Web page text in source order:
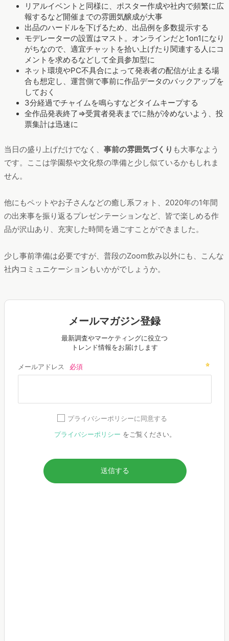
リアルイベントと同様に、ポスター作成や社内で頻繁に広
報するなど開催までの雰囲気醸成が大事
出品のハードルを下げるため、出品例を多数提示する
モデレーターの設置はマスト。オンラインだと1on1になり
がちなので、適宜チャットを拾い上げたり関連する人にコ
メントを求めるなどして全員参加型に
ネット環境やPC不具合によって発表者の配信が止まる場
合も想定し、運営側で事前に作品データのバックアップを
しておく
3分経過でチャイムを鳴らすなどタイムキープする
全作品発表終了⇒受賞者発表までに熱が冷めないよう、投
票集計は迅速に
当日の盛り上げだけでなく、 事前の雰囲気づくり も大事なよう
です。ここは学園祭や文化祭の準備と少し似ているかもしれま
せん。
他にもペットやお子さんなどの癒し系フォト、2020年の1年間
の出来事を振り返るプレゼンテーションなど、皆で楽しめる作
品が沢山あり、充実した時間を過ごすことができました。
少し事前準備は必要ですが、普段のZoom飲み以外にも、こんな
社内コミュニケーションもいかがでしょうか。
メールマガジン登録
最新調査やマーケティングに役立つ
トレンド情報をお届けします